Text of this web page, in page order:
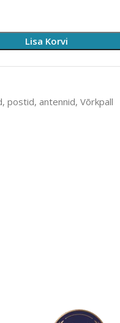
Lisa Korvi
postid, antennid, Võrkpall